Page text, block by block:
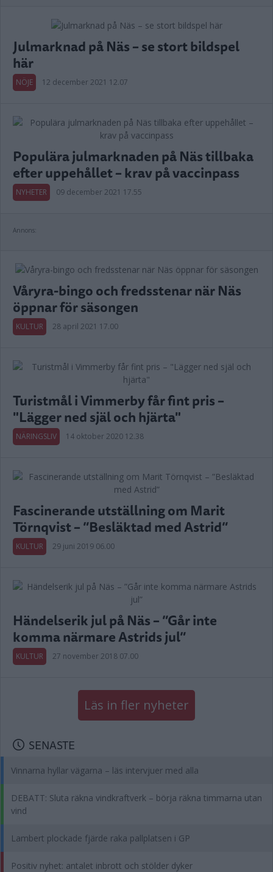
Julmarknad på Näs – se stort bildspel
här
NÖJE 12 december 2021 12.07
Populära julmarknaden på Näs tillbaka
efter uppehållet – krav på vaccinpass
NYHETER 09 december 2021 17.55
Annons:
Våryra-bingo och fredsstenar när Näs
öppnar för säsongen
KULTUR 28 april 2021 17.00
Turistmål i Vimmerby får fint pris –
"Lägger ned själ och hjärta"
NÄRINGSLIV 14 oktober 2020 12.38
Fascinerande utställning om Marit
Törnqvist – ”Besläktad med Astrid”
KULTUR 29 juni 2019 06.00
Händelserik jul på Näs – ”Går inte
komma närmare Astrids jul”
KULTUR 27 november 2018 07.00
Läs in fler nyheter
SENASTE
Vinnarna hyllar vägarna – läs intervjuer med alla
DEBATT: Sluta räkna vindkraftverk – börja räkna timmarna utan
vind
Lambert plockade fjärde raka pallplatsen i GP
Positiv nyhet: antalet inbrott och stölder dyker